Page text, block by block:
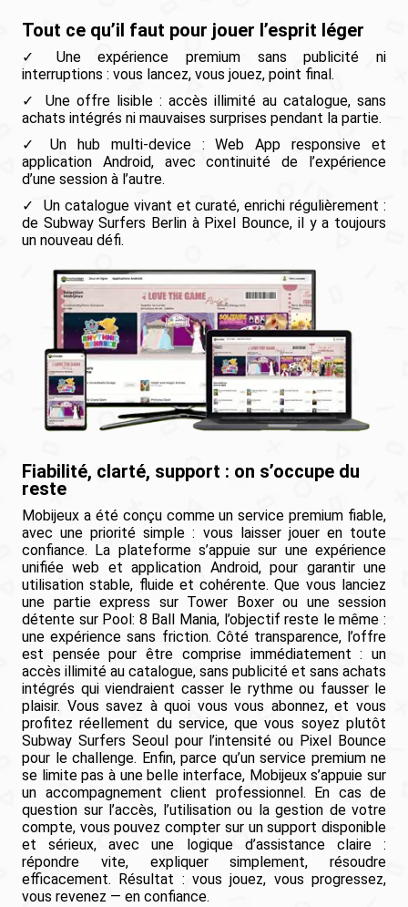
Tout ce qu’il faut pour jouer l’esprit léger
Une expérience premium sans publicité ni
interruptions : vous lancez, vous jouez, point final.
Une offre lisible : accès illimité au catalogue, sans
achats intégrés ni mauvaises surprises pendant la partie.
Un hub multi-device : Web App responsive et
application Android, avec continuité de l’expérience
d’une session à l’autre.
Un catalogue vivant et curaté, enrichi régulièrement :
de Subway Surfers Berlin à Pixel Bounce, il y a toujours
un nouveau défi.
Fiabilité, clarté, support : on s’occupe du
reste
Mobijeux a été conçu comme un service premium fiable,
avec une priorité simple : vous laisser jouer en toute
confiance. La plateforme s’appuie sur une expérience
unifiée web et application Android, pour garantir une
utilisation stable, fluide et cohérente. Que vous lanciez
une partie express sur Tower Boxer ou une session
détente sur Pool: 8 Ball Mania, l’objectif reste le même :
une expérience sans friction. Côté transparence, l’offre
est pensée pour être comprise immédiatement : un
accès illimité au catalogue, sans publicité et sans achats
intégrés qui viendraient casser le rythme ou fausser le
plaisir. Vous savez à quoi vous vous abonnez, et vous
profitez réellement du service, que vous soyez plutôt
Subway Surfers Seoul pour l’intensité ou Pixel Bounce
pour le challenge. Enfin, parce qu’un service premium ne
se limite pas à une belle interface, Mobijeux s’appuie sur
un accompagnement client professionnel. En cas de
question sur l’accès, l’utilisation ou la gestion de votre
compte, vous pouvez compter sur un support disponible
et sérieux, avec une logique d’assistance claire :
répondre vite, expliquer simplement, résoudre
efficacement. Résultat : vous jouez, vous progressez,
vous revenez — en confiance.